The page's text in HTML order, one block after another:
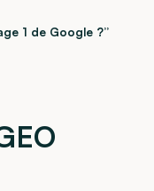
1 de Google ?”